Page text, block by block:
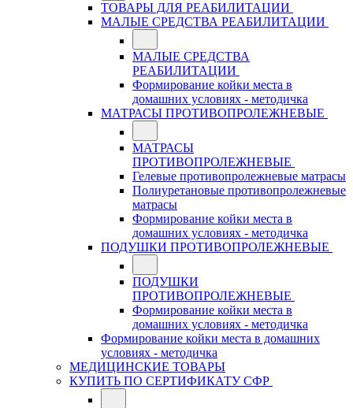
ТОВАРЫ ДЛЯ РЕАБИЛИТАЦИИ
МАЛЫЕ СРЕДСТВА РЕАБИЛИТАЦИИ
МАЛЫЕ СРЕДСТВА
РЕАБИЛИТАЦИИ
Формирование койки места в
домашних условиях - методичка
МАТРАСЫ ПРОТИВОПРОЛЕЖНЕВЫЕ
МАТРАСЫ
ПРОТИВОПРОЛЕЖНЕВЫЕ
Гелевые противопролежневые матрасы
Полиуретановые противопролежневые
матрасы
Формирование койки места в
домашних условиях - методичка
ПОДУШКИ ПРОТИВОПРОЛЕЖНЕВЫЕ
ПОДУШКИ
ПРОТИВОПРОЛЕЖНЕВЫЕ
Формирование койки места в
домашних условиях - методичка
Формирование койки места в домашних
условиях - методичка
МЕДИЦИНСКИЕ ТОВАРЫ
КУПИТЬ ПО СЕРТИФИКАТУ СФР